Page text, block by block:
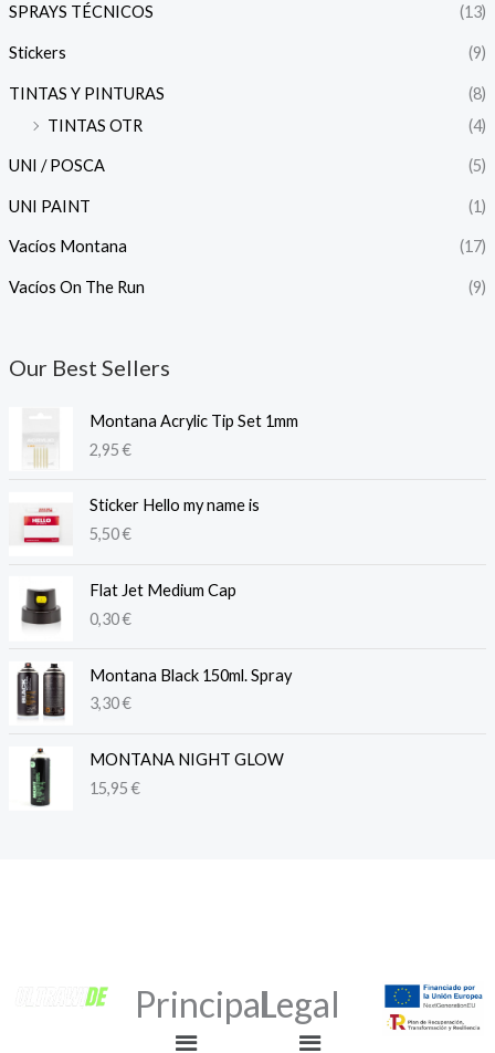
SPRAYS TÉCNICOS (13)
Stickers (9)
TINTAS Y PINTURAS
(8)
TINTAS OTR
(4)
UNI / POSCA (5)
UNI PAINT (1)
Vacíos Montana (17)
Vacíos On The Run (9)
Our Best Sellers
Montana Acrylic Tip Set 1mm
2,95€
Sticker Hello my name is
5,50€
Flat Jet Medium Cap
0,30€
Montana Black 150ml. Spray
3,30€
MONTANA NIGHT GLOW
15,95€
Principal
Menú
Legal
Menú